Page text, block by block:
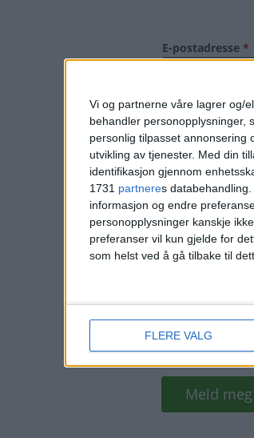
Vi og partnerne våre lagrer og/
behandler personopplysninger,
personlig tilpasset annonsering
utvikling av tjenester. Med din
identifikasjon gjennom
1731 partneres
informasjon og endre
personopplysninger kanskje
preferanser vil kun gjelde for
som helst ved å gå tilbake til
FLERE VALG